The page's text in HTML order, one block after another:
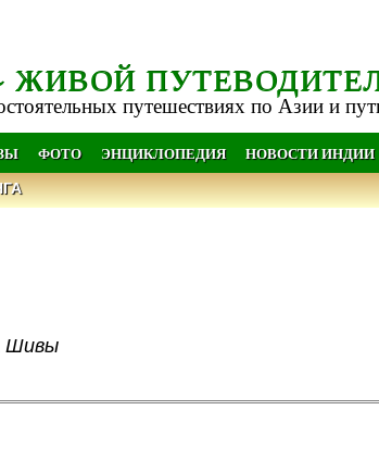
ЖИВОЙ
путешествиях по Азии и
ФОТО ЭНЦИКЛОПЕДИЯ НОВОСТИ ИНДИИ
Шивы